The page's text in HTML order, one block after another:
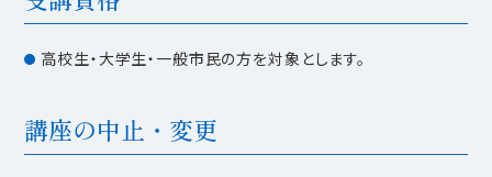
高校生・大学生・一般市民の方を対象とします。
講座の中止・変更